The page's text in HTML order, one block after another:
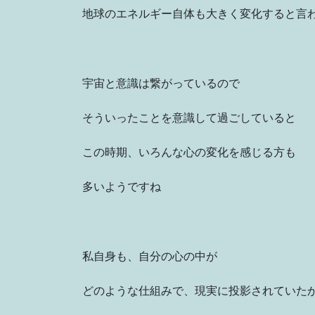
地球のエネルギー自体も大きく変化すると言
宇宙と意識は繋がっているので
そういったことを意識して過ごしていると
この時期、いろんな心の変化を感じる方も
多いようですね
私自身も、自分の心の中が
どのような仕組みで、現実に投影されていた